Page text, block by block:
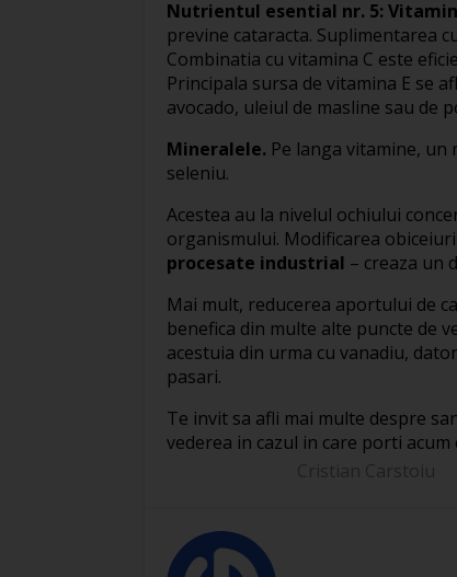
Nutrientul esential nr. 5:
previne cataracta. Suplimentarea
Combinatia cu vitamina C este
Principala sursa de vitamina E se
avocado, uleiul de masline sau de
Mineralele. Pe langa vitamine,
seleniu.
Acestea au la nivelul ochiului
organismului. Modificarea
procesate industrial – creaza un
Mai mult, reducerea aportului de
benefica din multe alte puncte de
acestuia din urma cu vanadiu,
pasari.
Te invit sa afli mai multe despre
vederea in cazul in care porti